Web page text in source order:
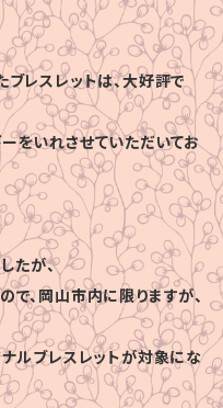
レスレットは、大好評で
をいれさせていただいてお
たが、
、岡山市内に限りますが、
ルブレスレットが対象にな